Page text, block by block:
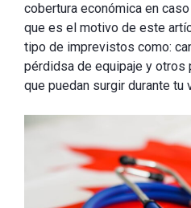
cobertura económica en
que es el motivo de este
tipo de imprevistos como:
pérdidsa de equipaje y
que puedan surgir durante tu